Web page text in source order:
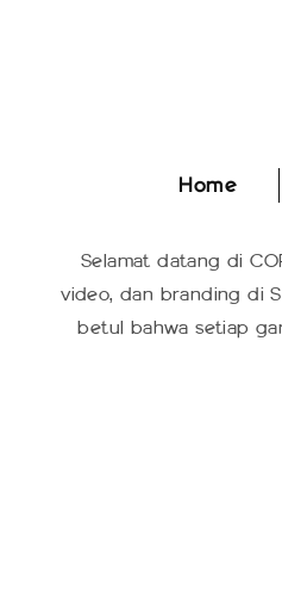
Home
Selamat datang di
video, dan branding di
betul bahwa setiap